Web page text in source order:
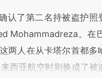
认了第二名持被盗护
Mohammadreza。在
两人在从卡塔尔首都
西亚航空时则换成了被